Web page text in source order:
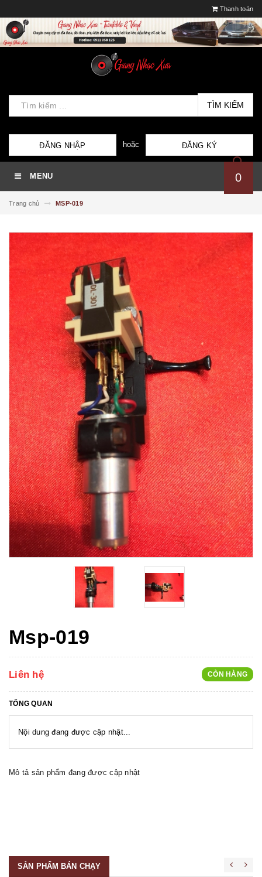
Thanh toán
TÌM KIẾM
ĐĂNG NHẬP hoặc ĐĂNG KÝ
MENU 0
Trang chủ MSP-019
Msp-019
Liên hệ CÒN HÀNG
TỔNG QUAN
Nội dung đang được cập nhật...
Mô tả sản phẩm đang được cập nhật
SẢN PHẨM BÁN CHẠY